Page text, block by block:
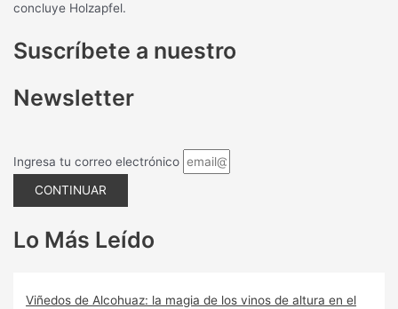
concluye Holzapfel.
Suscríbete a nuestro
Newsletter
Ingresa tu correo electrónico
CONTINUAR
Lo Más Leído
Viñedos de Alcohuaz: la magia de los vinos de altura en el